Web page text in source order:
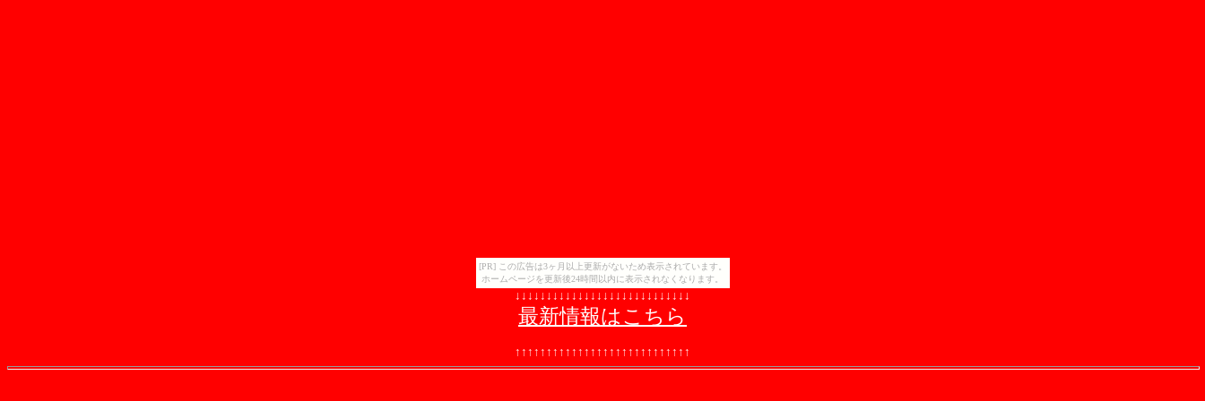
[PR] この広告は3ヶ月以上更新がないため表示されています。
ホームページを更新後24時間以内に表示されなくなります。
↓ ↓ ↓ ↓ ↓ ↓ ↓ ↓ ↓ ↓ ↓ ↓ ↓ ↓ ↓ ↓ ↓ ↓ ↓ ↓ ↓ ↓ ↓ ↓ ↓ ↓ ↓ ↓
最新情報はこちら
↑ ↑ ↑ ↑ ↑ ↑ ↑ ↑ ↑ ↑ ↑ ↑ ↑ ↑ ↑ ↑ ↑ ↑ ↑ ↑ ↑ ↑ ↑ ↑ ↑ ↑ ↑ ↑